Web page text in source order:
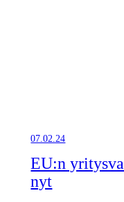
07.02.24
EU:n
nyt